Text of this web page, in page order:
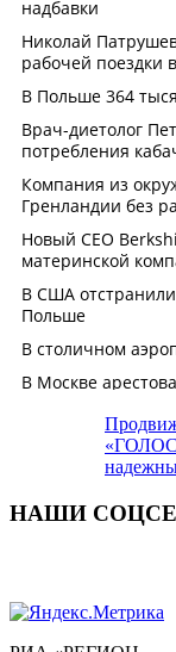
НАШИ